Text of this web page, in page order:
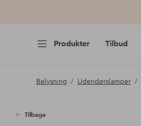
Produkter Tilbud
Belysning Udendørslamper
Tilbage